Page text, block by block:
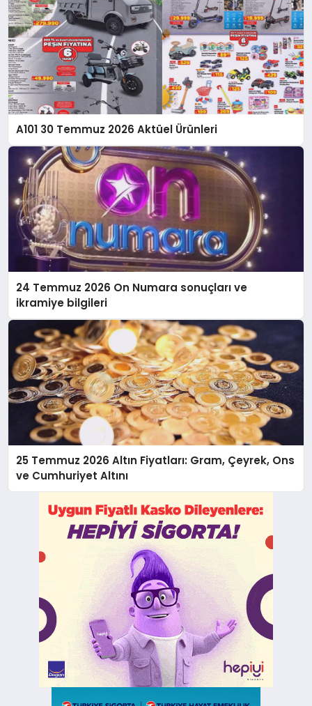
A101 30 Temmuz 2026 Aktüel Ürünleri
24 Temmuz 2026 On Numara sonuçları ve
ikramiye bilgileri
25 Temmuz 2026 Altın Fiyatları: Gram, Çeyrek, Ons
ve Cumhuriyet Altını